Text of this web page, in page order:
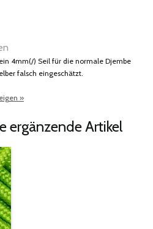
4mm(/) Seil für die normale Djembe
falsch eingeschätzt.
»
ergänzende Artikel